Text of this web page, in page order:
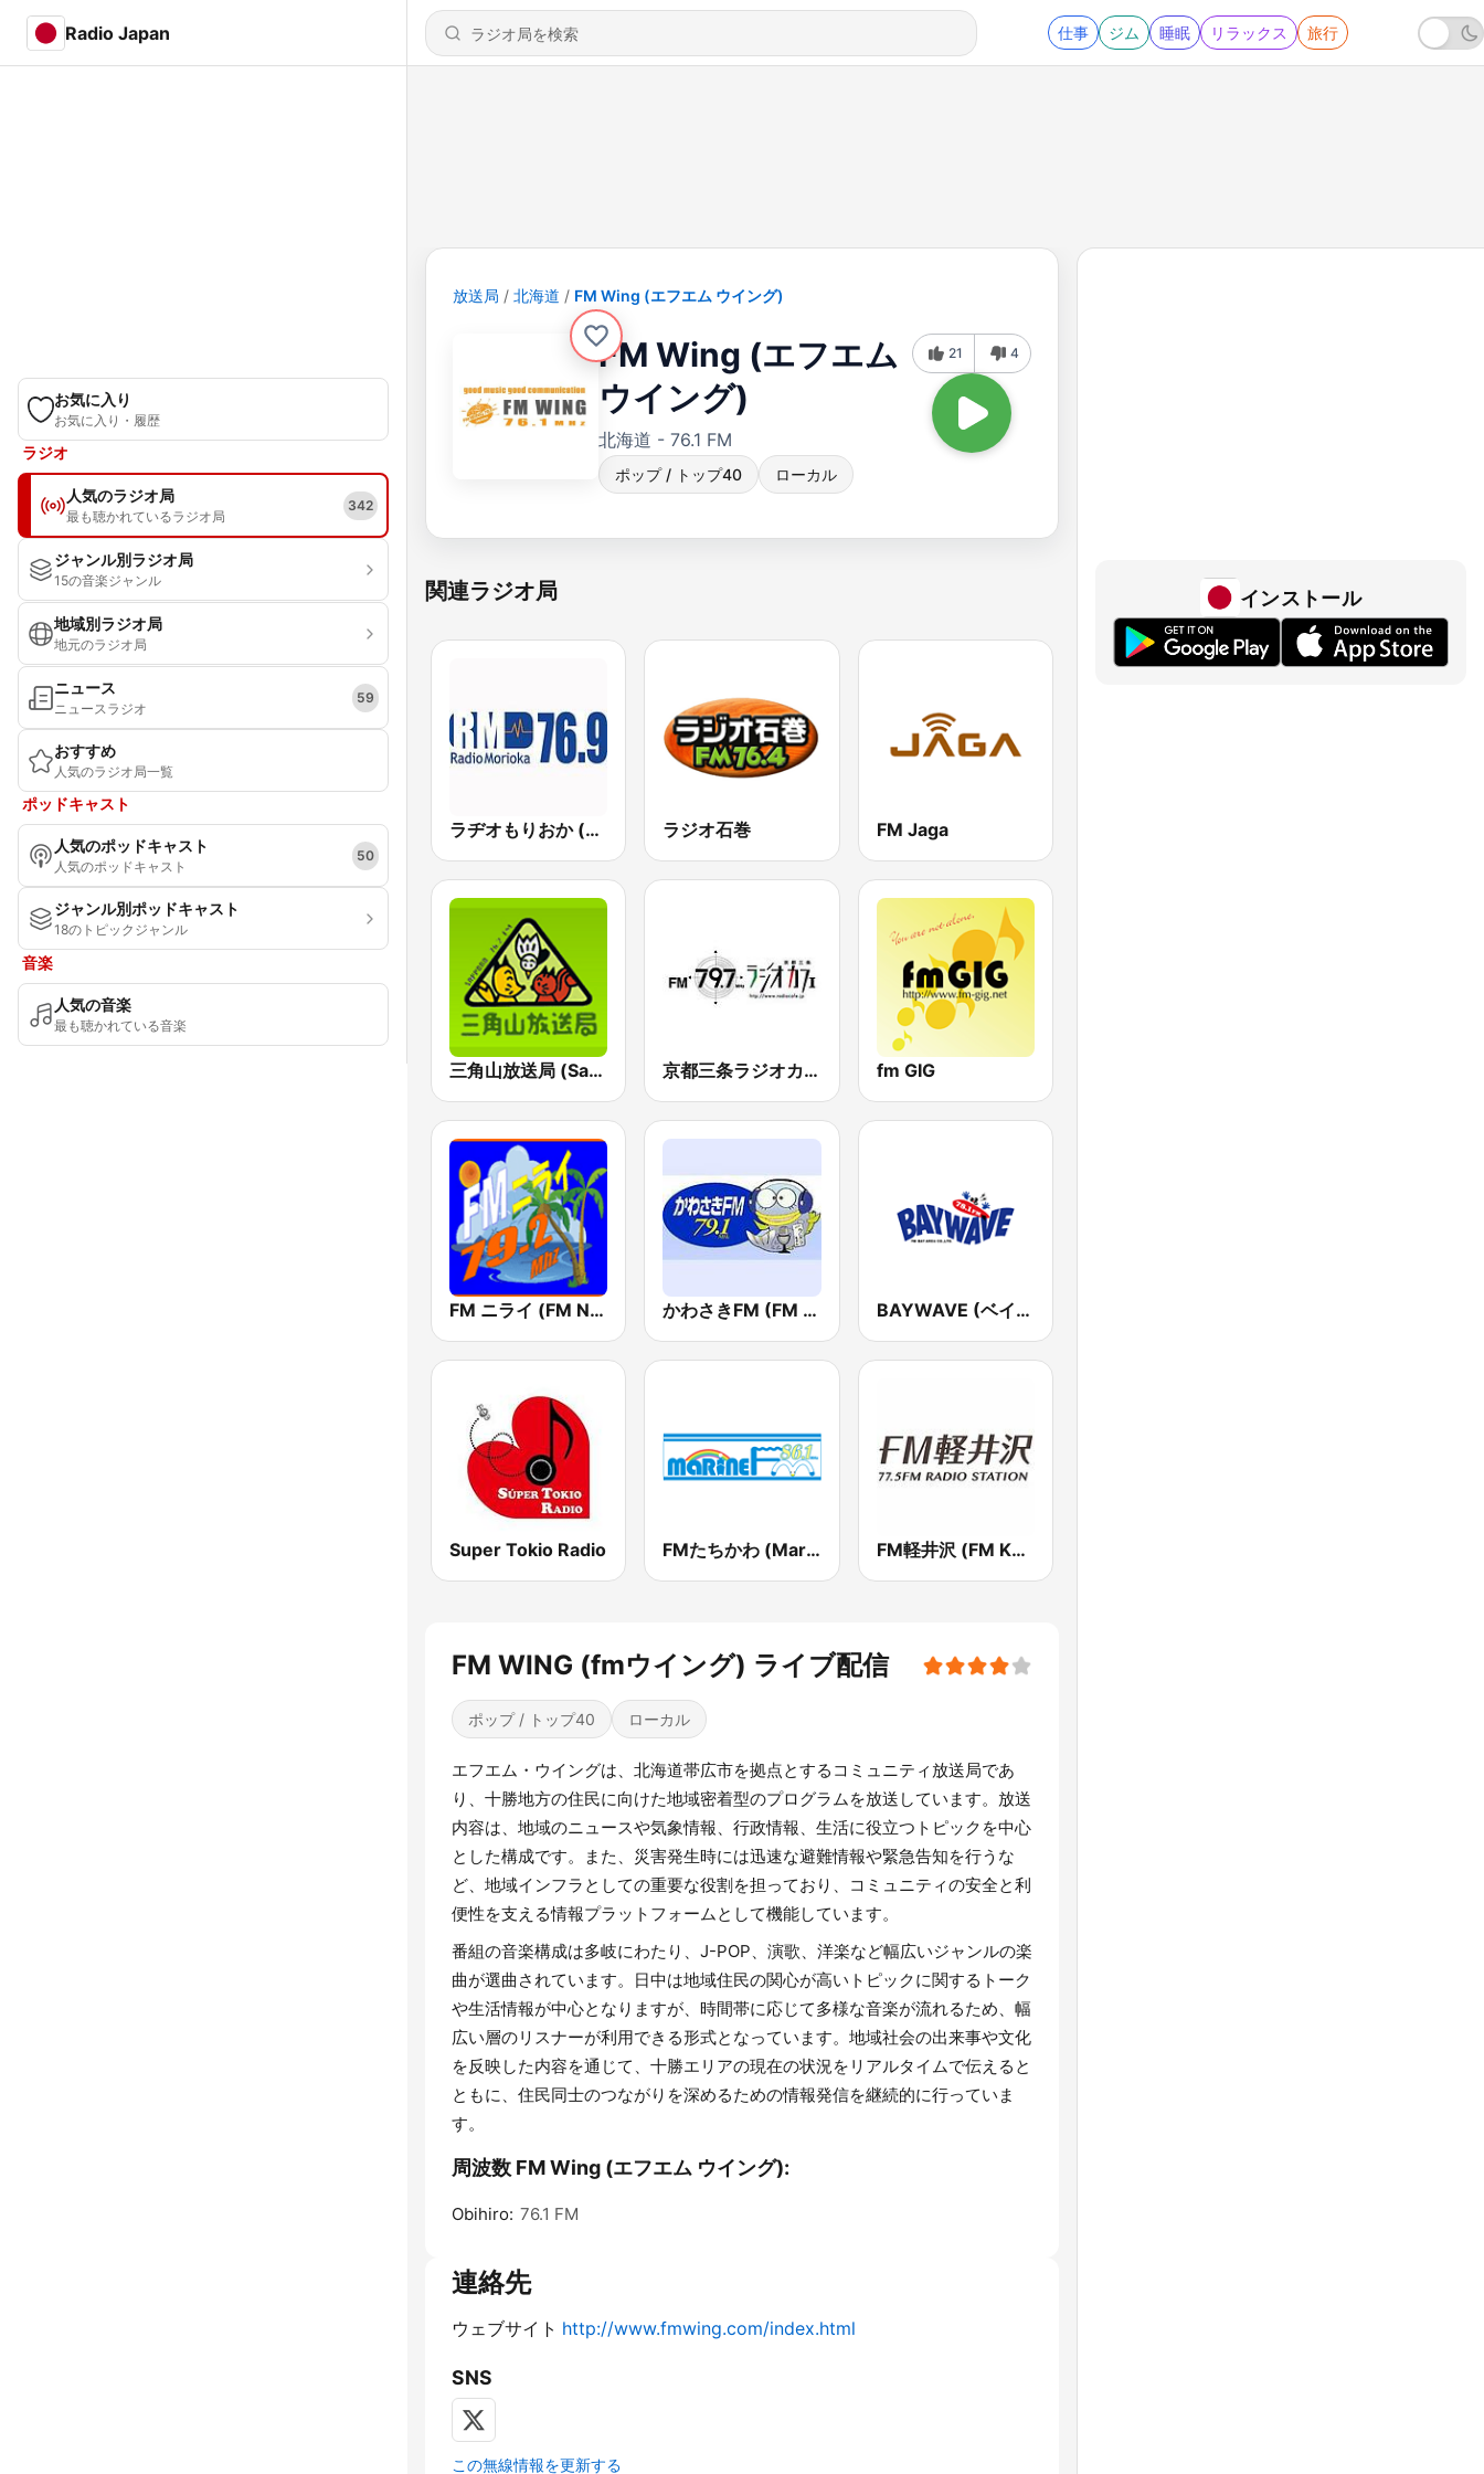
Radio Japan 仕事 ジム 睡眠 リラックス 旅行
お気に入り
お気に入り・履歴
ラジオ
人気のラジオ局
最も聴かれているラジオ局
342
ジャンル別ラジオ局
15の音楽ジャンル
地域別ラジオ局
地元のラジオ局
ニュース
ニュースラジオ
59
おすすめ
人気のラジオ局一覧
ポッドキャスト
人気のポッドキャスト
人気のポッドキャスト
50
ジャンル別ポッドキャスト
18のトピックジャンル
音楽
人気の音楽
最も聴かれている音楽
放送局 北海道 FM Wing (エフエム ウイング)
FM Wing (エフエム
ウイング)
北海道 - 76.1 FM
ポップ / トップ40 ローカル
21 4
関連ラジオ局
ラヂオもりおか (Radio Morioka) ラジオ石巻 FM Jaga
三角山放送局 (Sankakuyama Radio) 京都三条ラジオカフェ fm GIG
FM ニライ (FM Nirai) かわさきFM (FM K-City) BAYWAVE (ベイウェーブ)
Super Tokio Radio FMたちかわ (Marine) FM軽井沢 (FM KARUIZAWA)
FM WING (fmウイング) ライブ配信
ポップ / トップ40 ローカル
エフエム・ウイングは、北海道帯広市を拠点とするコミュニティ放送局であ
り、十勝地方の住民に向けた地域密着型のプログラムを放送しています。放送
内容は、地域のニュースや気象情報、行政情報、生活に役立つトピックを中心
とした構成です。また、災害発生時には迅速な避難情報や緊急告知を行うな
ど、地域インフラとしての重要な役割を担っており、コミュニティの安全と利
便性を支える情報プラットフォームとして機能しています。
番組の音楽構成は多岐にわたり、J-POP、演歌、洋楽など幅広いジャンルの楽
曲が選曲されています。日中は地域住民の関心が高いトピックに関するトーク
や生活情報が中心となりますが、時間帯に応じて多様な音楽が流れるため、幅
広い層のリスナーが利用できる形式となっています。地域社会の出来事や文化
を反映した内容を通じて、十勝エリアの現在の状況をリアルタイムで伝えると
ともに、住民同士のつながりを深めるための情報発信を継続的に行っていま
す。
周波数 FM Wing (エフエム ウイング):
Obihiro: 76.1 FM
連絡先
ウェブサイト http://www.fmwing.com/index.html
SNS
この無線情報を更新する
インストール